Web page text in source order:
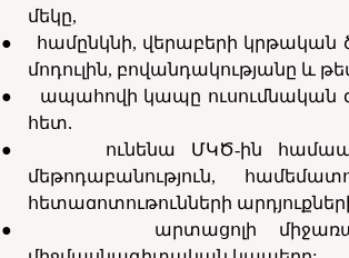
մեկը,
●
համընկնի, վերաբերի կրթական
մոդուլին, բովանդակությանը և
●
ապահովի կապը ուսումնական
հետ,
●
ունենա ՄԿԾ-ին
մեթոդաբանություն,
հետազոտութունների
●
արտացոլի